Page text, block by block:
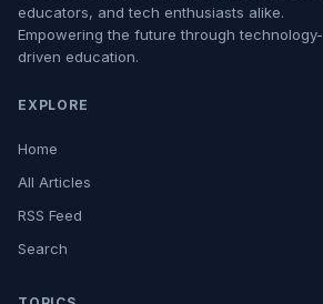
educators, and tech enthusiasts alike.
Empowering the future through technology-
driven education.
EXPLORE
Home
All Articles
RSS Feed
Search